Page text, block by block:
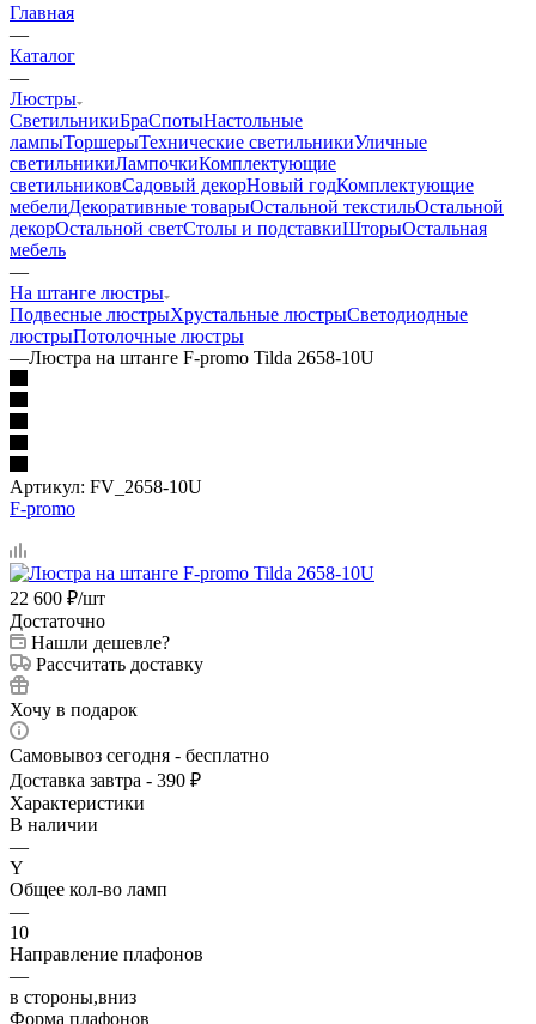
Главная
—
Каталог
—
Люстры
СветильникиБраСпотыНастольные
лампыТоршерыТехнические светильникиУличные
светильникиЛампочкиКомплектующие
светильниковСадовый декорНовый годКомплектующие
мебелиДекоративные товарыОстальной текстильОстальной
декорОстальной светСтолы и подставкиШторыОстальная
мебель
—
На штанге люстры
Подвесные люстрыХрустальные люстрыСветодиодные
люстрыПотолочные люстры
—Люстра на штанге F-promo Tilda 2658-10U
Артикул: FV_2658-10U
F-promo
22 600 ₽/шт
Достаточно
Нашли дешевле?
Рассчитать доставку
Хочу в подарок
Самовывоз сегодня - бесплатно
Доставка завтра - 390 ₽
Характеристики
В наличии
—
Y
Общее кол-во ламп
—
10
Направление плафонов
—
в стороны,вниз
Форма плафонов